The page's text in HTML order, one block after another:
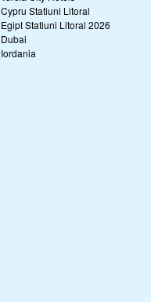
Cypru Statiuni Litoral
Egipt Statiuni Litoral 2026
Dubai
Iordania